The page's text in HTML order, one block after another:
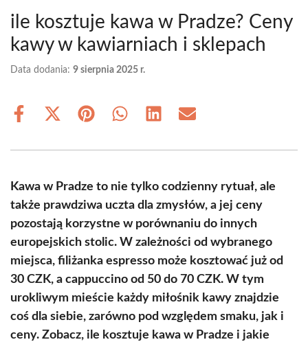
ile kosztuje kawa w Pradze? Ceny
kawy w kawiarniach i sklepach
Data dodania: 9 sierpnia 2025 r.
Share
Share
(Twitter)
Share Share Share Share
Kawa w Pradze to nie tylko codzienny rytuał, ale
także prawdziwa uczta dla zmysłów, a jej ceny
pozostają korzystne w porównaniu do innych
europejskich stolic. W zależności od wybranego
miejsca, filiżanka espresso może kosztować już od
30 CZK, a cappuccino od 50 do 70 CZK. W tym
urokliwym mieście każdy miłośnik kawy znajdzie
coś dla siebie, zarówno pod względem smaku, jak i
ceny. Zobacz, ile kosztuje kawa w Pradze i jakie